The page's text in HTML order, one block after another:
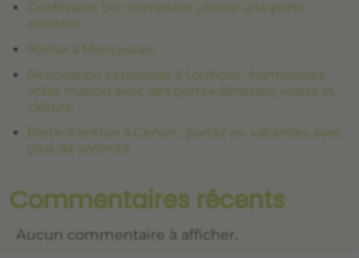
Coefficient Ud : comment choisir une porte
d’entrée
Portail à Montussan
Rénovation extérieure à Lormont : harmonisez
votre maison avec des portes-fenêtres, volets et
clôture
Porte d’entrée à Cenon : partez en vacances avec
plus de sérénité
Commentaires récents
Aucun commentaire à afficher.